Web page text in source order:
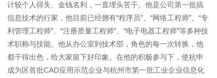
计较个人得失、金钱名利，一直埋头苦干。他是公司第一批搞
信息技术的行家，他目前已经拥有“程序员”、“网络工程师”、“专
利管理工程师”、“注册质量工程师”、“电子电器工程师”等多种技
术职称与技能。他从办公室到技术部，角色的每一次转换，他
都干得出色，给大家留下好印象。在他的积极参与下，使杭申
成为区首批CAD应用示范企业与杭州市第一批工业企业信息化